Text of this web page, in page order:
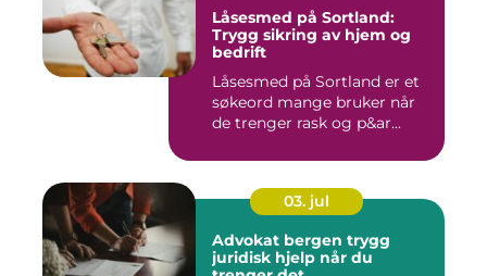
Låsesmed på Sortland:
Trygg sikring av hjem og
bedrift
Låsesmed på Sortland er et
søkeord mange bruker når
de trenger rask og p&ar...
03. jul
Advokat bergen trygg
juridisk hjelp når du